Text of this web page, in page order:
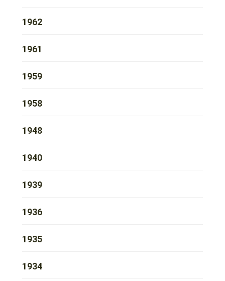
1962
1961
1959
1958
1948
1940
1939
1936
1935
1934